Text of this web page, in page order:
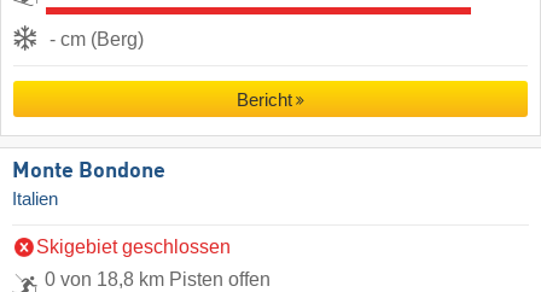
- cm (Berg)
Bericht
Monte Bondone
Italien
Skigebiet geschlossen
0 von 18,8 km Pisten offen